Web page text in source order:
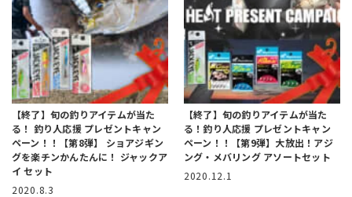
【終了】旬の釣りアイテムが当た
る！ 釣り人応援 プレゼントキャン
ペーン！！【第8弾】 ショアジギン
グを楽チンかんたんに！ ジャックア
イ セット
2020.8.3
【終了】旬の釣りアイテムが当た
る！釣り人応援 プレゼントキャン
ペーン！！【第9弾】 大放出！アジ
ング・メバリング アソートセット
2020.12.1